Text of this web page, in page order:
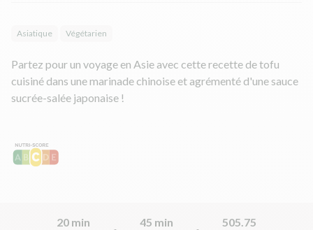
Asiatique Végétarien
Partez pour un voyage en Asie avec cette recette de tofu
cuisiné dans une marinade chinoise et agrémenté d'une sauce
sucrée-salée japonaise !
20 min
45 min
505.75